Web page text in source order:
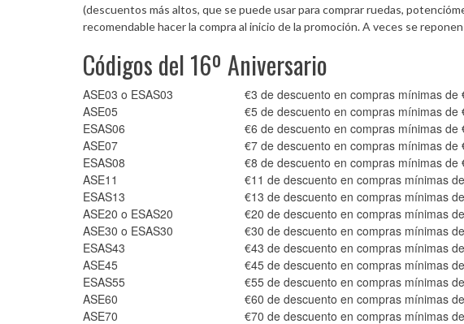
(descuentos más altos, que se puede usar para comprar ruedas,
recomendable hacer la compra al inicio de la promoción. A veces se
Códigos del 16º Aniversario
ASE03 o ESAS03
€3 de descuento en compras mínimas de
ASE05
€5 de descuento en compras mínimas de
ESAS06
€6 de descuento en compras mínimas de
ASE07
€7 de descuento en compras mínimas de
ESAS08
€8 de descuento en compras mínimas de
ASE11
€11 de descuento en compras mínimas
ESAS13
€13 de descuento en compras mínimas
ASE20 o ESAS20
€20 de descuento en compras mínimas
ASE30 o ESAS30
€30 de descuento en compras mínimas
ESAS43
€43 de descuento en compras mínimas
ASE45
€45 de descuento en compras mínimas
ESAS55
€55 de descuento en compras mínimas
ASE60
€60 de descuento en compras mínimas
ASE70
€70 de descuento en compras mínimas